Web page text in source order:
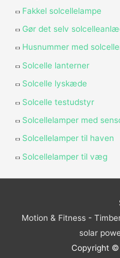
Fakkel solcellelampe
Gør det selv
Husnummer med
Solcelle lanterner
Solcelle lyskæde
Solcelle testudstyr
Solcellelamper med
Solcellelamper til haven
Solcellelamper til væg
Motion & Fitness-
solar
Copyright